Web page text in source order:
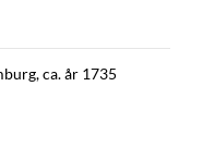
ca. år 1735